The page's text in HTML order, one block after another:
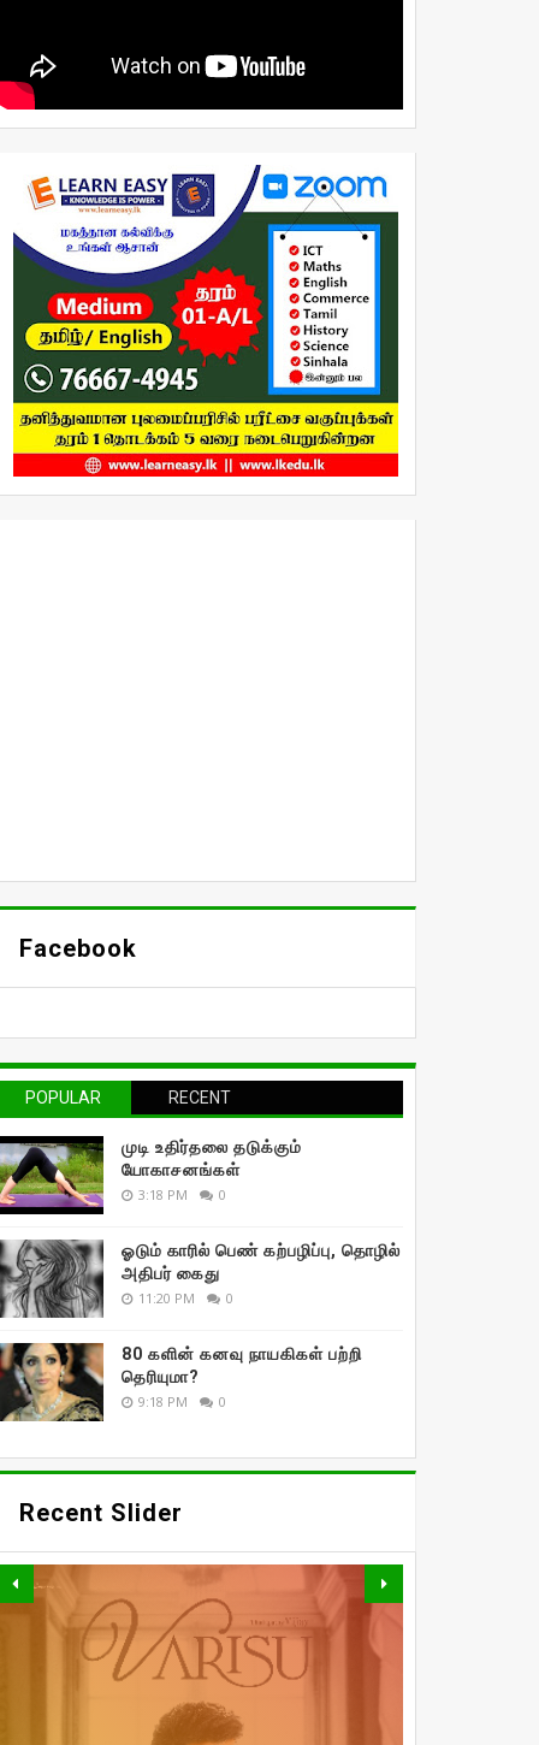
Facebook
POPULAR RECENT
முடி உதிர்தலை தடுக்கும்
யோகாசனங்கள்
3:18 PM 0
ஓடும் காரில் பெண் கற்பழிப்பு, தொழில்
அதிபர் கைது
11:20 PM 0
80 களின் கனவு நாயகிகள் பற்றி
தெரியுமா?
9:18 PM 0
Recent Slider